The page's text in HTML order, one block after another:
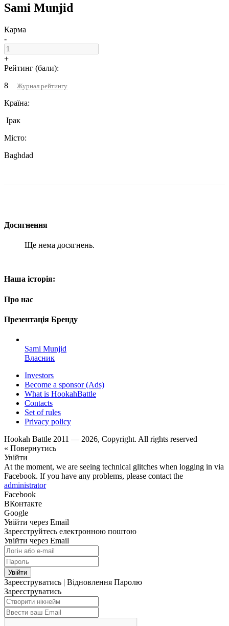
Sami Munjid
Карма
-
+
Рейтинг (бали):
8
Журнал рейтингу
Країна:
Iрак
Місто:
Baghdad
Досягнення
Ще нема досягнень.
Наша історія:
Про нас
Презентація Бренду
Sami Munjid
Власник
Investors
Become a sponsor (Ads)
What is HookahBattle
Contacts
Set of rules
Privacy policy
Hookah Battle 2011 — 2026, Copyright. All rights reserved
« Повернутись
Увійти
At the moment, we are seeing technical glitches when logging in via
Facebook. If you have any problems, please contact the
administrator
Facebook
ВКонтакте
Google
Увійти через Email
Зареєструйтесь електронною поштою
Увійти через Email
Увійти
Зареєструватись | Відновлення Паролю
Зареєструватись